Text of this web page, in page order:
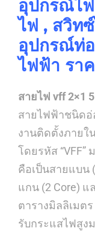
อุปกรณ์ไ
ไฟ , สวิท
อุปกรณ์ท่
ไฟฟ้า รา
สายไฟ vff 2×1
สายไฟฟ้าชนิดอ่
งานติดตั้งภายใ
โดยรหัส
คือเป็นสายแบน
แกน (2 Core)
ตารางมิลลิเมต
รับกระแสไฟสูง